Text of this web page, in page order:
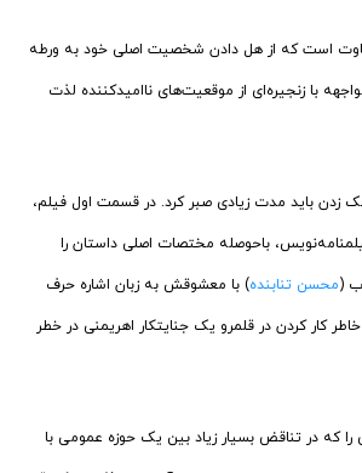
است که از هل دادن شخصیت اصلی خود به ورطه
با زنجیره‌ای از موقعیت‌های ناامیدکننده لذت
زدن باید مدت زیادی صبر کرد. در قسمت اول فیلم،
باحوصله مختصات اصلی داستان را
(محسن تنابنده) با معشوقش به زبان اشاره حرف
کار کردن در قلمرو یک جنایتکار اهریمنی در خطر
که در تناقض بسیار زیاد بین یک حوزه عمومی با